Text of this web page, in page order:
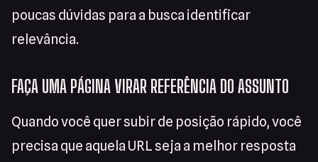
poucas dúvidas para a busca identificar
relevância.
FAÇA UMA PÁGINA VIRAR REFERÊNCIA DO ASSUNTO
Quando você quer subir de posição rápido, você
precisa que aquela URL seja a melhor resposta